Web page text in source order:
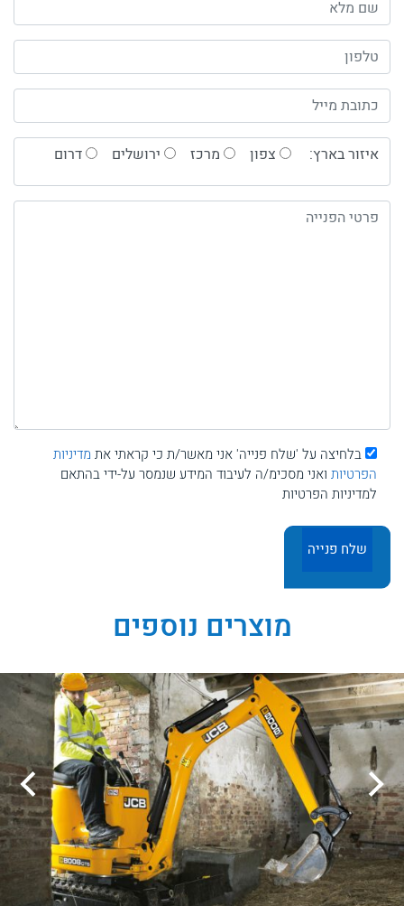
איזור בארץ: צפון מרכז ירושלים דרום
בלחיצה על 'שלח פנייה' אני מאשר/ת כי קראתי את מדיניות
הפרטיות ואני מסכימ/ה לעיבוד המידע שנמסר על-ידי בהתאם
למדיניות הפרטיות
מוצרים נוספים